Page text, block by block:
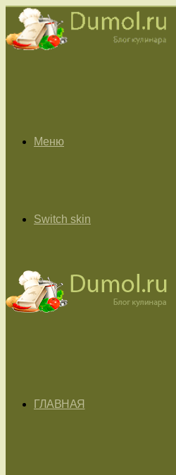
Меню
Switch skin
ГЛАВНАЯ